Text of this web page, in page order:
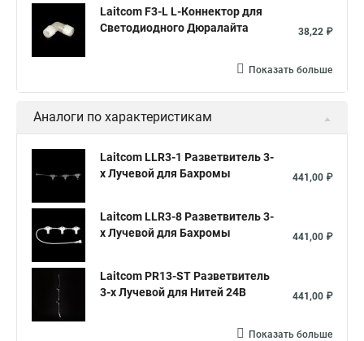
Laitcom F3-L L-Коннектор для
Светодиодного Дюралайта
38,22 ₽
Показать больше
Аналоги по характеристикам
Laitcom LLR3-1 Разветвитель 3-
х Лучевой для Бахромы
441,00 ₽
Laitcom LLR3-8 Разветвитель 3-
х Лучевой для Бахромы
441,00 ₽
Laitcom PR13-ST Разветвитель
3-х Лучевой для Нитей 24В
441,00 ₽
Показать больше